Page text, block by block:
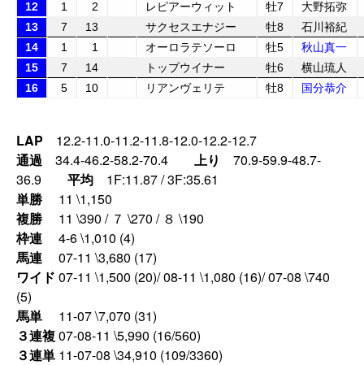
12
1 2 レピアーウィット 牡7
大野拓弥
13
7 13 サクセスエナジー 牡8
石川裕紀
14
1 1 オーロラテソーロ 牡5
秋山真一
15
7 14 トップウイナー 牡6
横山琉人
16
5 10 リアンヴェリテ 牡8 国分恭介
LAP 12.2-11.0-11.2-11.8-12.0-12.2-12.7
通過 34.4-46.2-58.2-70.4 上り 70.9-59.9-48.7-
36.9 平均 1F:11.87 / 3F:35.61
単勝
11 \1,150
複勝
11 \390 / ７ \270 / ８ \190
枠連
4-6 \1,010 (4)
馬連
07-11 \3,680 (17)
ワイド 07-11 \1,500 (20)/ 08-11 \1,080 (16)/ 07-08 \740
(5)
馬単
11-07 \7,070 (31)
３連複07-08-11 \5,990 (16/560)
３連単 11-07-08 \34,910 (109/3360)